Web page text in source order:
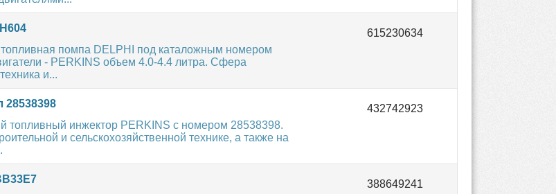
помпа DELPHI под каталожным номером
- PERKINS объем 4.0-4.4 литра. Сфера
и...
28538398
топливный инжектор PERKINS с номером 28538398.
и сельскохозяйственной технике, а также на